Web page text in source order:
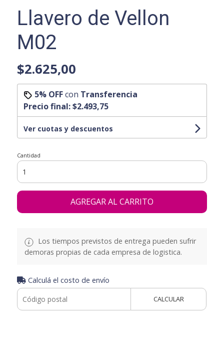
Llavero de Vellon
M02
$2.625,00
5% OFFcon Transferencia
Precio final:$2.493,75
Ver cuotas y descuentos
Cantidad
AGREGAR AL CARRITO
Los tiempos previstos de entrega pueden sufrir
demoras propias de cada empresa de logistica.
Calculá el costo de envío
CALCULAR